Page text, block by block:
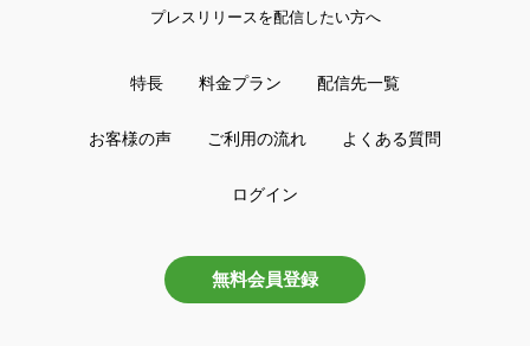
プレスリリースを配信したい方へ
特長 料金プラン 配信先一覧
お客様の声 ご利用の流れ よくある質問
ログイン
無料会員登録